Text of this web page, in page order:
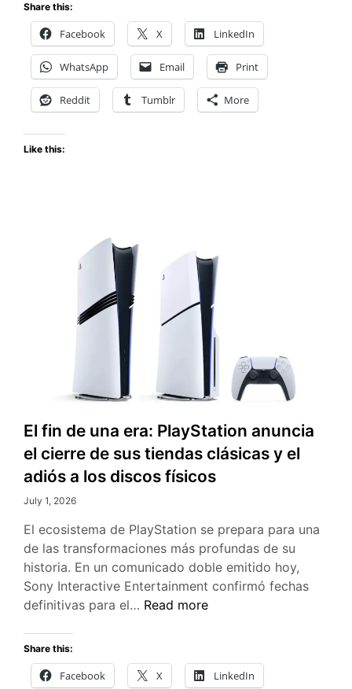
la
estrella
de
Share this:
Facebook X LinkedIn
WhatsApp Email Print
Reddit Tumblr More
Like this:
El fin de una era: PlayStation anuncia
el cierre de sus tiendas clásicas y el
adiós a los discos físicos
July 1, 2026
El ecosistema de PlayStation se prepara para una
de las transformaciones más profundas de su
historia. En un comunicado doble emitido hoy,
Sony Interactive Entertainment confirmó fechas
definitivas para el… El
una
era:
Read more
Share this:
Facebook X LinkedIn